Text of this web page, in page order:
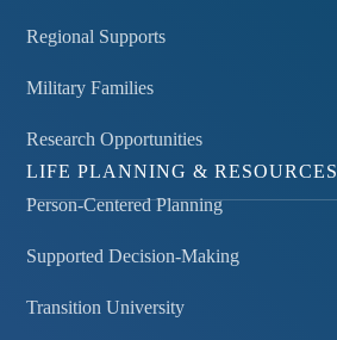
Regional Supports
Military Families
Research Opportunities
LIFE PLANNING & RESOURCES
Person-Centered Planning
Supported Decision-Making
Transition University